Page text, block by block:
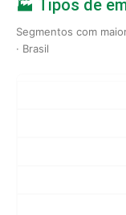
🏭 Tipos de
Segmentos com
· Brasil